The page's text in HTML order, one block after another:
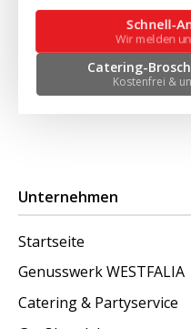
Schnell-
Wir melden
Catering-
Kostenfrei &
Unternehmen
Startseite
Genusswerk WESTFALIA
Catering & Partyservice